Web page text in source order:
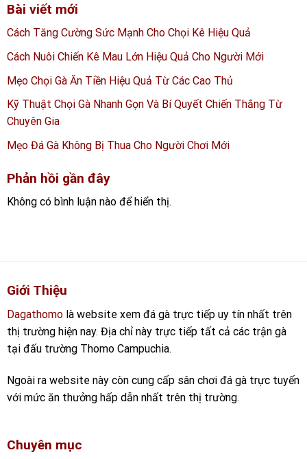
Bài viết mới
Cách Tăng Cường Sức Mạnh Cho Chọi Kê Hiệu Quả
Cách Nuôi Chiến Kê Mau Lớn Hiệu Quả Cho Người Mới
Mẹo Chọi Gà Ăn Tiền Hiệu Quả Từ Các Cao Thủ
Kỹ Thuật Chọi Gà Nhanh Gọn Và Bí Quyết Chiến Thắng Từ
Chuyên Gia
Mẹo Đá Gà Không Bị Thua Cho Người Chơi Mới
Phản hồi gần đây
Không có bình luận nào để hiển thị.
Giới Thiệu
Dagathomo là website xem đá gà trực tiếp uy tín nhất trên
thị trường hiện nay. Địa chỉ này trực tiếp tất cả các trận gà
tại đấu trường Thomo Campuchia.
Ngoài ra website này còn cung cấp sân chơi đá gà trực tuyến
với mức ăn thưởng hấp dẫn nhất trên thị trường.
Chuyên mục